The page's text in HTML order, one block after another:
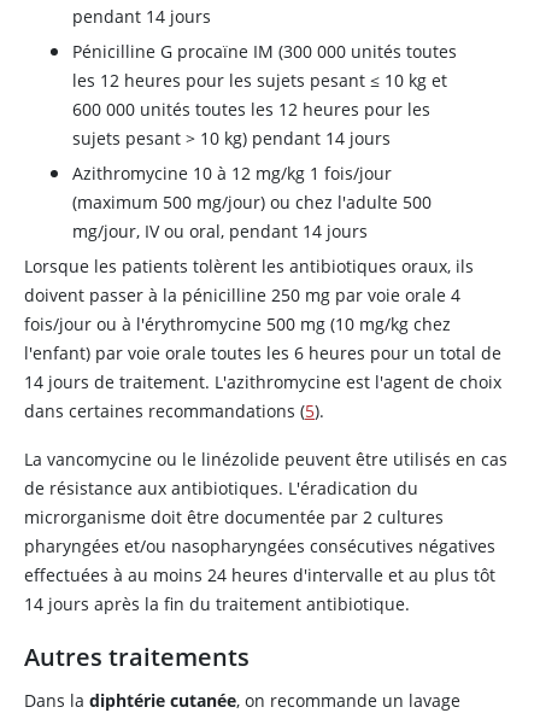
pendant 14 jours
Pénicilline G procaïne IM (300 000 unités toutes
les 12 heures pour les sujets pesant ≤ 10 kg et
600 000 unités toutes les 12 heures pour les
sujets pesant > 10 kg) pendant 14 jours
Azithromycine 10 à 12 mg/kg 1 fois/jour
(maximum 500 mg/jour) ou chez l'adulte 500
mg/jour, IV ou oral, pendant 14 jours
Lorsque les patients tolèrent les antibiotiques oraux, ils
doivent passer à la pénicilline 250 mg par voie orale 4
fois/jour ou à l'érythromycine 500 mg (10 mg/kg chez
l'enfant) par voie orale toutes les 6 heures pour un total de
14 jours de traitement. L'azithromycine est l'agent de choix
dans certaines recommandations (5).
La vancomycine ou le linézolide peuvent être utilisés en cas
de résistance aux antibiotiques. L'éradication du
microrganisme doit être documentée par 2 cultures
pharyngées et/ou nasopharyngées consécutives négatives
effectuées à au moins 24 heures d'intervalle et au plus tôt
14 jours après la fin du traitement antibiotique.
Autres traitements
Dans la diphtérie cutanée, on recommande un lavage